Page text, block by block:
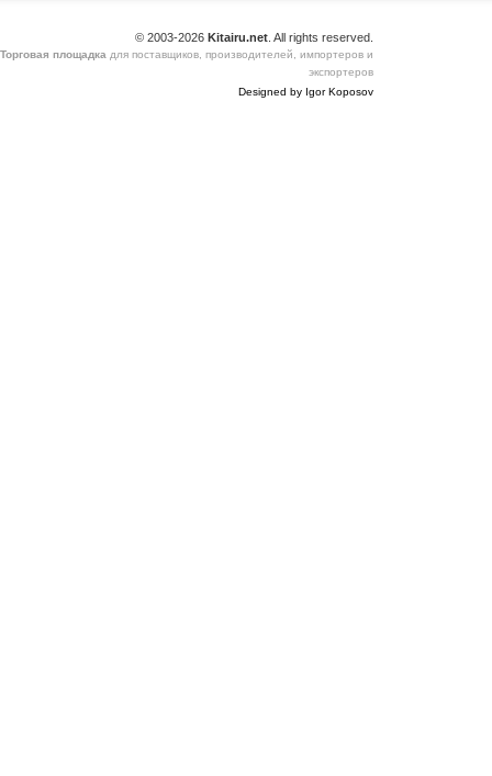
© 2003-2026 Kitairu.net . All rights reserved.
Торговая площадка для поставщиков, производителей, импортеров и
экспортеров
Designed by Igor Koposov